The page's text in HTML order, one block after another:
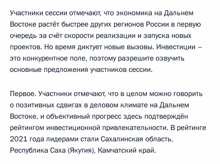
Участники сессии отмечают, что экономика на Дальнем
Востоке растёт быстрее других регионов России в первую
очередь за счёт скорости реализации и запуска новых
проектов. Но время диктует новые вызовы. Инвестиции –
это конкурентное поле, поэтому разрешите озвучить
основные предложения участников сессии.
Первое. Участники отмечают, что в целом можно говорить
о позитивных сдвигах в деловом климате на Дальнем
Востоке, и объективный прогресс здесь подтверждён
рейтингом инвестиционной привлекательности. В рейтинге
2021 года лидерами стали Сахалинская область,
Республика Саха (Якутия), Камчатский край.